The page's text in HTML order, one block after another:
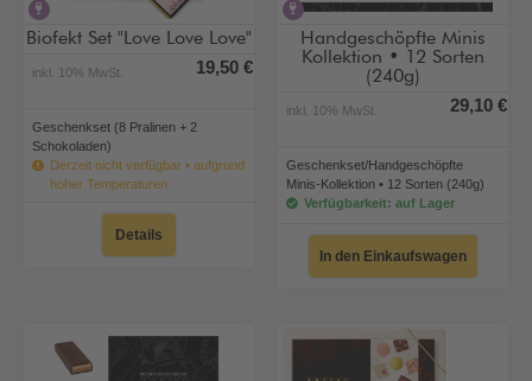
alkoholhaltig
Biofekt Set "Love Love Love"
inkl. 10% MwSt. 19,50 €
Geschenkset (8 Pralinen + 2
Schokoladen)
Derzeit nicht verfügbar • aufgrund
hoher Temperaturen
Details
alkoholhaltig
Handgeschöpfte Minis
Kollektion • 12 Sorten
(240g)
inkl. 10% MwSt. 29,10 €
Geschenkset/Handgeschöpfte
Minis-Kollektion • 12 Sorten (240g)
Verfügbarkeit: auf Lager
In den Einkaufswagen